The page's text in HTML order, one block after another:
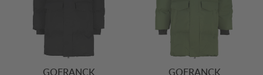
GOFRANCK GOFRANCK